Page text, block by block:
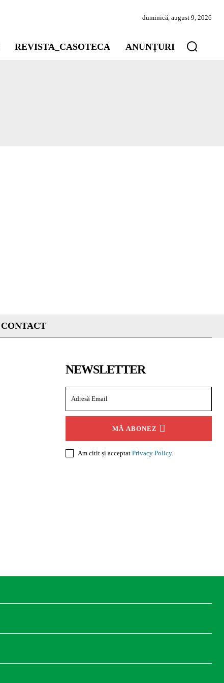
duminică, august 9, 2026
REVISTA_CASOTECA ANUNȚURI
CONTACT
NEWSLETTER
MĂ ABONEZ
Am citit și acceptat Privacy Policy.